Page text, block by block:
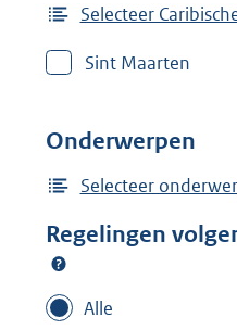
Selecteer
Sint Maarten
Onderwerpen
Selecteer
Regelingen
Alle